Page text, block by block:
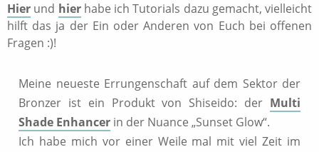
Hier und hierhabe ich Tutorials dazu gemacht, vielleicht
hilft das ja der Ein oder Anderen von Euch bei offenen
Fragen :)!
Meine neueste Errungenschaft auf dem Sektor der
Bronzer ist ein Produkt von Shiseido: der Multi
Shade Enhancer in der Nuance „Sunset Glow“.
Ich habe mich vor einer Weile mal mit viel Zeit im